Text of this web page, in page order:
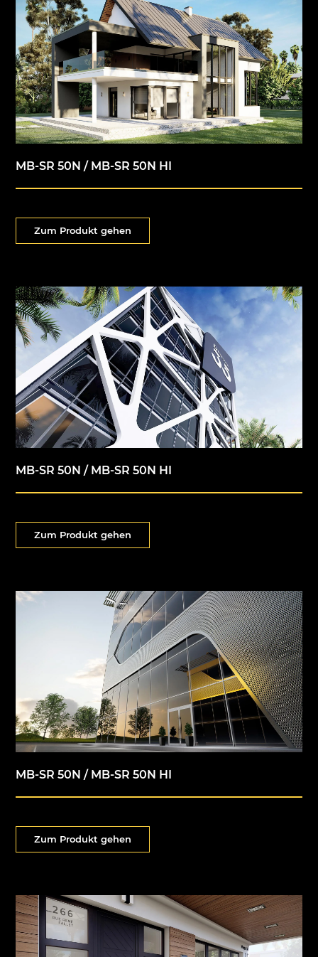
MB-SR 50N / MB-SR 50N HI
Zum Produkt gehen
MB-SR 50N / MB-SR 50N HI
Zum Produkt gehen
MB-SR 50N / MB-SR 50N HI
Zum Produkt gehen